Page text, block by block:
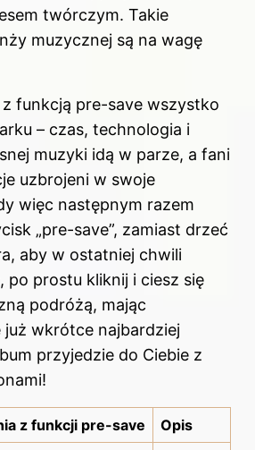
twórczym. Takie
muzycznej są na wagę
funkcją pre-save wszystko
– czas, technologia i
muzyki idą w parze, a fani
uzbrojeni w swoje
więc następnym razem
„pre-save”, zamiast drzeć
aby w ostatniej chwili
po prostu kliknij i ciesz się
podróżą, mając
już wkrótce najbardziej
przyjedzie do Ciebie z
z funkcji pre-save Opis